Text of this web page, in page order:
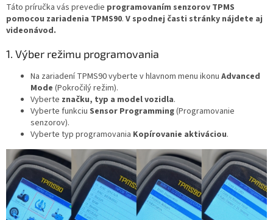
Táto príručka vás prevedie programovaním senzorov TPMS
pomocou zariadenia TPMS90. V spodnej časti stránky nájdete aj
videonávod.
1. Výber režimu programovania
Na zariadení TPMS90 vyberte v hlavnom menu ikonu Advanced
Mode (Pokročilý režim).
Vyberte značku, typ a model vozidla.
Vyberte funkciu Sensor Programming(Programovanie
senzorov).
Vyberte typ programovania Kopírovanie aktiváciou.